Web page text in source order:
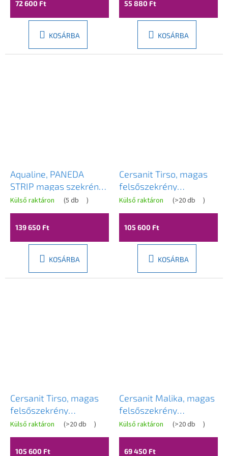
72 600 Ft
KOSÁRBA
55 880 Ft
KOSÁRBA
Aqualine, PANEDA
STRIP magas szekrény
35x165x31cm, emporio
tölgy, bal/jobb, PN265
Külső raktáron (5 db )
139 650 Ft
KOSÁRBA
Cersanit Tirso, magas
felsőszekrény
400x302x1600 mm,
matt fekete, S1017-009
Külső raktáron (>20 db )
105 600 Ft
KOSÁRBA
Cersanit Tirso, magas
felsőszekrény
400x302x1600 mm,
matt fehér, S1015-010
Külső raktáron (>20 db )
105 600 Ft
Cersanit Malika, magas
felsőszekrény
400x300x1600 mm,
tölgyfa, S598-049-DSM
Külső raktáron (>20 db )
69 450 Ft